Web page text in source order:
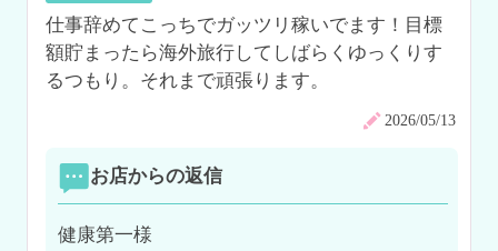
仕事辞めてこっちでガッツリ稼いでます！目標
額貯まったら海外旅行してしばらくゆっくりす
るつもり。それまで頑張ります。
2026/05/13
お店からの返信
健康第一様